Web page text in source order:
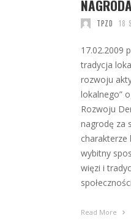
TPZD 18
17.02.2009
tradycja
rozwoju
lokalnego”
Rozwoju
nagrodę za
wybitny
więzi i
Read More